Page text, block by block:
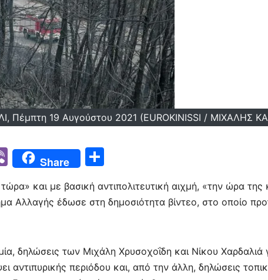
Πέμπτη 19 Αυγούστου 2021 (EUROKINISSI / ΜΙΧΑΛΗΣ
Vi
b
er
Share
ρ
α
τε
ίτ
και με βασική αντιπολιτευτική αιχμή, «την ώρα της
Αλλαγής έδωσε στη δημοσιότητα βίντεο, στο οποίο
δηλώσεις των Μιχάλη Χρυσοχοΐδη και Νίκου Χαρδαλιά
αντιπυρικής περιόδου και, από την άλλη, δηλώσεις